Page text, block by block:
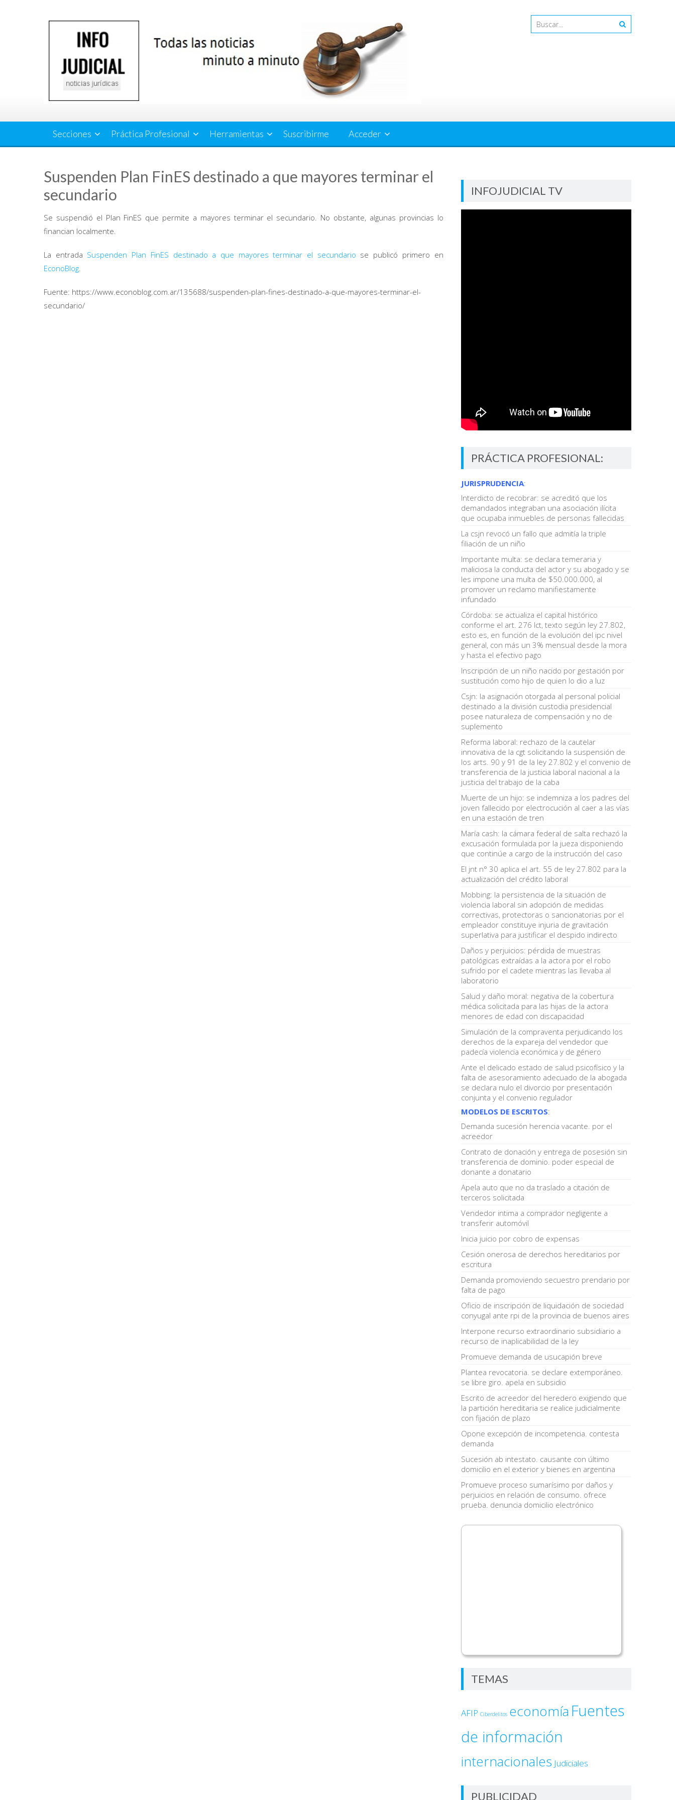
Secciones Práctica Profesional Herramientas Suscribirme Acceder
Suspenden Plan FinES destinado a que mayores terminar el
secundario
Se suspendió el Plan FinES que permite a mayores terminar el secundario. No obstante, algunas provincias lo
financian localmente.
La entrada Suspenden Plan FinES destinado a que mayores terminar el secundario se publicó primero en
EconoBlog.
Fuente: https://www.econoblog.com.ar/135688/suspenden-plan-fines-destinado-a-que-mayores-terminar-el-
secundario/
INFOJUDICIAL TV
PRÁCTICA PROFESIONAL:
JURISPRUDENCIA:
Interdicto de recobrar: se acreditó que los
demandados integraban una asociación ilícita
que ocupaba inmuebles de personas fallecidas
La csjn revocó un fallo que admitía la triple
filiación de un niño
Importante multa: se declara temeraria y
maliciosa la conducta del actor y su abogado y se
les impone una multa de $50.000.000, al
promover un reclamo manifiestamente
infundado
Córdoba: se actualiza el capital histórico
conforme el art. 276 lct, texto según ley 27.802,
esto es, en función de la evolución del ipc nivel
general, con más un 3% mensual desde la mora
y hasta el efectivo pago
Inscripción de un niño nacido por gestación por
sustitución como hijo de quien lo dio a luz
Csjn: la asignación otorgada al personal policial
destinado a la división custodia presidencial
posee naturaleza de compensación y no de
suplemento
Reforma laboral: rechazo de la cautelar
innovativa de la cgt solicitando la suspensión de
los arts. 90 y 91 de la ley 27.802 y el convenio de
transferencia de la justicia laboral nacional a la
justicia del trabajo de la caba
Muerte de un hijo: se indemniza a los padres del
joven fallecido por electrocución al caer a las vías
en una estación de tren
María cash: la cámara federal de salta rechazó la
excusación formulada por la jueza disponiendo
que continúe a cargo de la instrucción del caso
El jnt n° 30 aplica el art. 55 de ley 27.802 para la
actualización del crédito laboral
Mobbing: la persistencia de la situación de
violencia laboral sin adopción de medidas
correctivas, protectoras o sancionatorias por el
empleador constituye injuria de gravitación
superlativa para justificar el despido indirecto
Daños y perjuicios: pérdida de muestras
patológicas extraídas a la actora por el robo
sufrido por el cadete mientras las llevaba al
laboratorio
Salud y daño moral: negativa de la cobertura
médica solicitada para las hijas de la actora
menores de edad con discapacidad
Simulación de la compraventa perjudicando los
derechos de la expareja del vendedor que
padecía violencia económica y de género
Ante el delicado estado de salud psicofísico y la
falta de asesoramiento adecuado de la abogada
se declara nulo el divorcio por presentación
conjunta y el convenio regulador
MODELOS DE ESCRITOS:
Demanda sucesión herencia vacante. por el
acreedor
Contrato de donación y entrega de posesión sin
transferencia de dominio. poder especial de
donante a donatario
Apela auto que no da traslado a citación de
terceros solicitada
Vendedor intima a comprador negligente a
transferir automóvil
Inicia juicio por cobro de expensas
Cesión onerosa de derechos hereditarios por
escritura
Demanda promoviendo secuestro prendario por
falta de pago
Oficio de inscripción de liquidación de sociedad
conyugal ante rpi de la provincia de buenos aires
Interpone recurso extraordinario subsidiario a
recurso de inaplicabilidad de la ley
Promueve demanda de usucapión breve
Plantea revocatoria. se declare extemporáneo.
se libre giro. apela en subsidio
Escrito de acreedor del heredero exigiendo que
la partición hereditaria se realice judicialmente
con fijación de plazo
Opone excepción de incompetencia. contesta
demanda
Sucesión ab intestato. causante con último
domicilio en el exterior y bienes en argentina
Promueve proceso sumarísimo por daños y
perjuicios en relación de consumo. ofrece
prueba. denuncia domicilio electrónico
TEMAS
AFIP Ciberdelitos economía Fuentes
de información
internacionales Judiciales
PUBLICIDAD